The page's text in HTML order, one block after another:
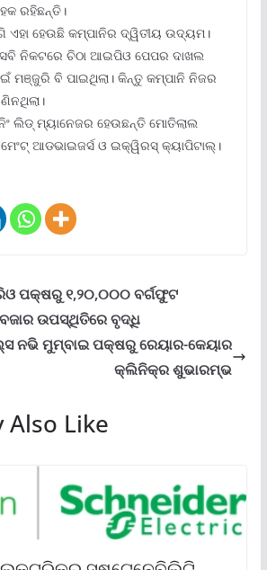
ରହିଛନ୍ତି।
ଏହା ହେଉଛି କମ୍ପାନିର ଦ୍ୱିତୀୟ ଉଦ୍ୟମ।
ନିକଟରେ ଚିଠା ଆଇପିଓ ପେପର ଦାଖଲ
ମଞ୍ଜୁରି ବି ପାଇଥିଲା। କିନ୍ତୁ କମ୍ପାନି ନିଜର
ଲିଡ୍ ମ୍ୟାନେଜର ହେଉଛନ୍ତି ମୋତିଲାଲ
ଆଡଭାଇଜର୍ସ ଓ ଇକ୍ୱିରସ୍ କ୍ୟାପିଟାଲ୍‌।
ପକ୍ଷରୁ ୧,୨୦,୦୦୦ ବର୍ଗଫୁଟ
ଉପସ୍ଥିତିରେ ବୃଦ୍ଧି
ନଭି ମୁମ୍ବାଇ ପକ୍ଷରୁ ରେୟାର-କେୟାର
କ୍ଲିନିକ୍‌ର ଶୁଭାରମ୍ଭ
Also Like